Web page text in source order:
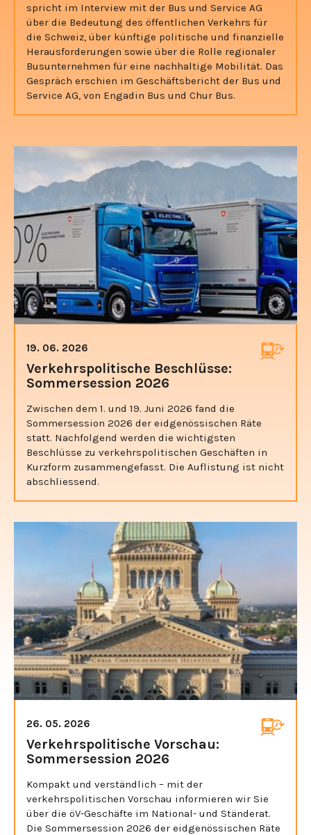
spricht im Interview mit der Bus und Service AG
über die Bedeutung des öffentlichen Verkehrs für
die Schweiz, über künftige politische und finanzielle
Herausforderungen sowie über die Rolle regionaler
Busunternehmen für eine nachhaltige Mobilität. Das
Gespräch erschien im Geschäftsbericht der Bus und
Service AG, von Engadin Bus und Chur Bus.
19. 06. 2026
Verkehrspolitische Beschlüsse:
Sommersession 2026
Zwischen dem 1. und 19. Juni 2026 fand die
Sommersession 2026 der eidgenössischen Räte
statt. Nachfolgend werden die wichtigsten
Beschlüsse zu verkehrspolitischen Geschäften in
Kurzform zusammengefasst. Die Auflistung ist nicht
abschliessend.
26. 05. 2026
Verkehrspolitische Vorschau:
Sommersession 2026
Kompakt und verständlich – mit der
verkehrspolitischen Vorschau informieren wir Sie
über die öV-Geschäfte im National- und Ständerat.
Die Sommersession 2026 der eidgenössischen Räte